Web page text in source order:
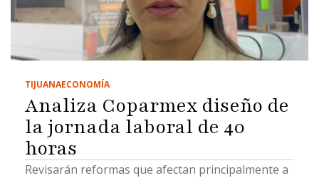
TIJUANAECONOMÍA
Analiza Coparmex diseño de
la jornada laboral de 40
horas
Revisarán reformas que afectan principalmente a